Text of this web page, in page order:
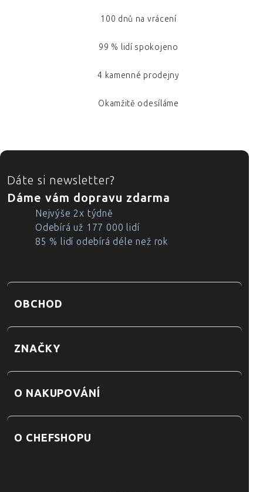
100 dnů na vrácení
99 % lidí spokojeno
4 kamenné prodejny
Okamžitě odesíláme
ZÁPATÍ
Dáte si newsletter?
Dáme vám dopravu zdarma
Nejvýše 2x týdně
Odebírá už 177 000 lidí
85 % lidí odebírá déle než rok
OBCHOD
ZNAČKY
O NAKUPOVÁNÍ
O CHEFSHOPU